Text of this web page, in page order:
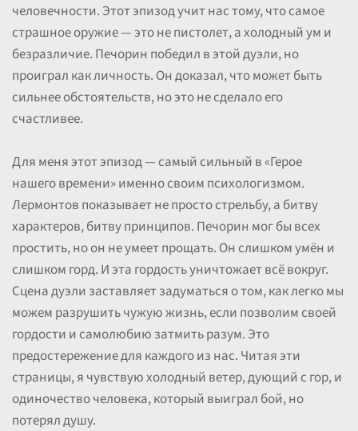
человечности. Этот эпизод учит нас тому, что самое
страшное оружие — это не пистолет, а холодный ум и
безразличие. Печорин победил в этой дуэли, но
проиграл как личность. Он доказал, что может быть
сильнее обстоятельств, но это не сделало его
счастливее.
Для меня этот эпизод — самый сильный в «Герое
нашего времени» именно своим психологизмом.
Лермонтов показывает не просто стрельбу, а битву
характеров, битву принципов. Печорин мог бы всех
простить, но он не умеет прощать. Он слишком умён и
слишком горд. И эта гордость уничтожает всё вокруг.
Сцена дуэли заставляет задуматься о том, как легко мы
можем разрушить чужую жизнь, если позволим своей
гордости и самолюбию затмить разум. Это
предостережение для каждого из нас. Читая эти
страницы, я чувствую холодный ветер, дующий с гор, и
одиночество человека, который выиграл бой, но
потерял душу.